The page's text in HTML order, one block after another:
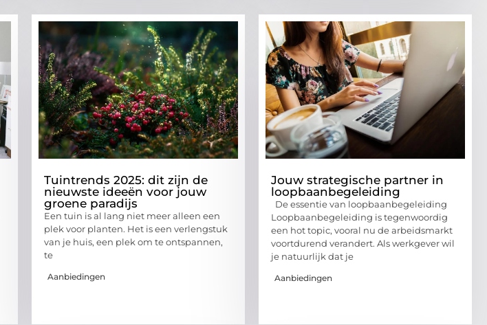
Tuintrends 2025: dit zijn de
nieuwste ideeën voor jouw
groene paradijs
Een tuin is al lang niet meer alleen een
plek voor planten. Het is een verlengstuk
van je huis, een plek om te ontspannen,
te
Aanbiedingen
Jouw strategische partner in
loopbaanbegeleiding
De essentie van loopbaanbegeleiding
Loopbaanbegeleiding is tegenwoordig
een hot topic, vooral nu de arbeidsmarkt
voortdurend verandert. Als werkgever wil
je natuurlijk dat je
Aanbiedingen